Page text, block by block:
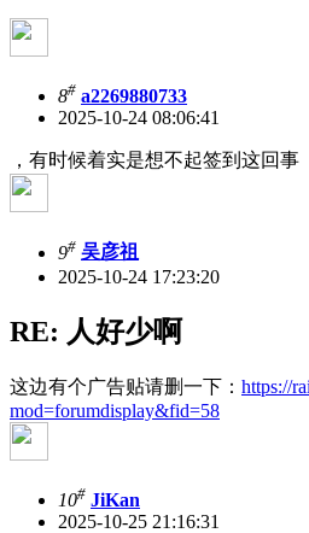
8# a2269880733
2025-10-24 08:06:41
，有时候着实是想不起签到这回事
9# 吴彦祖
2025-10-24 17:23:20
RE: 人好少啊
这边有个广告贴请删一下： https://
mod=forumdisplay&fid=58
10# JiKan
2025-10-25 21:16:31